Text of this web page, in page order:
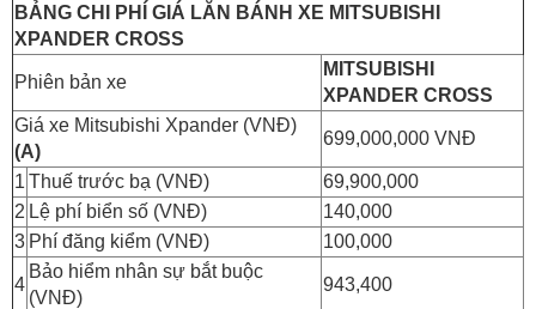
BẢNG CHI PHÍ GIÁ LĂN BÁNH XE MITSUBISHI
XPANDER CROSS
Phiên bản xe
MITSUBISHI
XPANDER CROSS
Giá xe Mitsubishi Xpander (VNĐ)
(A)
699,000,000 VNĐ
1 Thuế trước bạ (VNĐ)
69,900,000
2 Lệ phí biển số (VNĐ)
140,000
3 Phí đăng kiểm (VNĐ) 100,000
4
Bảo hiểm nhân sự bắt buộc
(VNĐ)
943,400